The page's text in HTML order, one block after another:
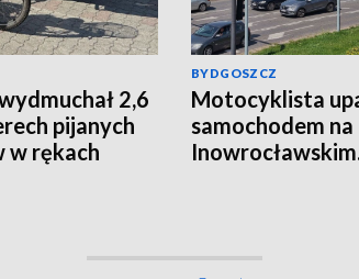
2,6
pijanych
w rękach
BYDGOSZCZ
Motocyklista
samochodem